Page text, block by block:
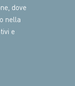
dove
nella
e